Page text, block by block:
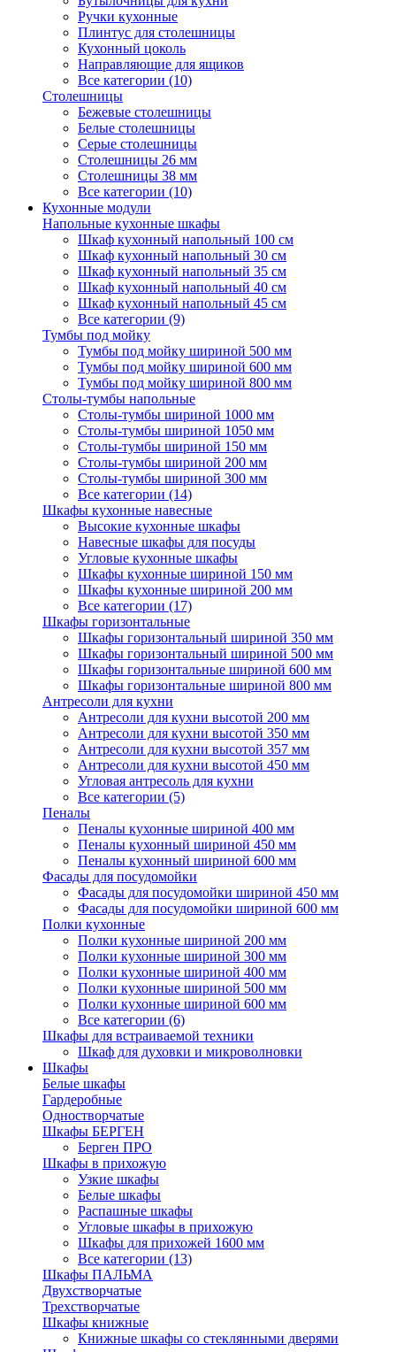
Ручки кухонные
Плинтус для столешницы
Кухонный цоколь
Направляющие для ящиков
Все категории (10)
Столешницы
Бежевые столешницы
Белые столешницы
Серые столешницы
Столешницы 26 мм
Столешницы 38 мм
Все категории (10)
Кухонные модули
Напольные кухонные шкафы
Шкаф кухонный напольный 100 см
Шкаф кухонный напольный 30 см
Шкаф кухонный напольный 35 см
Шкаф кухонный напольный 40 см
Шкаф кухонный напольный 45 см
Все категории (9)
Тумбы под мойку
Тумбы под мойку шириной 500 мм
Тумбы под мойку шириной 600 мм
Тумбы под мойку шириной 800 мм
Столы-тумбы напольные
Столы-тумбы шириной 1000 мм
Столы-тумбы шириной 1050 мм
Столы-тумбы шириной 150 мм
Столы-тумбы шириной 200 мм
Столы-тумбы шириной 300 мм
Все категории (14)
Шкафы кухонные навесные
Высокие кухонные шкафы
Навесные шкафы для посуды
Угловые кухонные шкафы
Шкафы кухонные шириной 150 мм
Шкафы кухонные шириной 200 мм
Все категории (17)
Шкафы горизонтальные
Шкафы горизонтальный шириной 350 мм
Шкафы горизонтальный шириной 500 мм
Шкафы горизонтальные шириной 600 мм
Шкафы горизонтальные шириной 800 мм
Антресоли для кухни
Антресоли для кухни высотой 200 мм
Антресоли для кухни высотой 350 мм
Антресоли для кухни высотой 357 мм
Антресоли для кухни высотой 450 мм
Угловая антресоль для кухни
Все категории (5)
Пеналы
Пеналы кухонные шириной 400 мм
Пеналы кухонный шириной 450 мм
Пеналы кухонный шириной 600 мм
Фасады для посудомойки
Фасады для посудомойки шириной 450 мм
Фасады для посудомойки шириной 600 мм
Полки кухонные
Полки кухонные шириной 200 мм
Полки кухонные шириной 300 мм
Полки кухонные шириной 400 мм
Полки кухонные шириной 500 мм
Полки кухонные шириной 600 мм
Все категории (6)
Шкафы для встраиваемой техники
Шкаф для духовки и микроволновки
Шкафы
Белые шкафы
Гардеробные
Одностворчатые
Шкафы БЕРГЕН
Берген ПРО
Шкафы в прихожую
Узкие шкафы
Белые шкафы
Распашные шкафы
Угловые шкафы в прихожую
Шкафы для прихожей 1600 мм
Все категории (13)
Шкафы ПАЛЬМА
Двухстворчатые
Трехстворчатые
Шкафы книжные
Книжные шкафы со стеклянными дверями